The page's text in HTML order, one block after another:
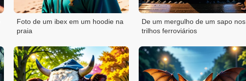
Foto de um ibex em um hoodie na
praia
De um mergulho de um sapo nos
trilhos ferroviários